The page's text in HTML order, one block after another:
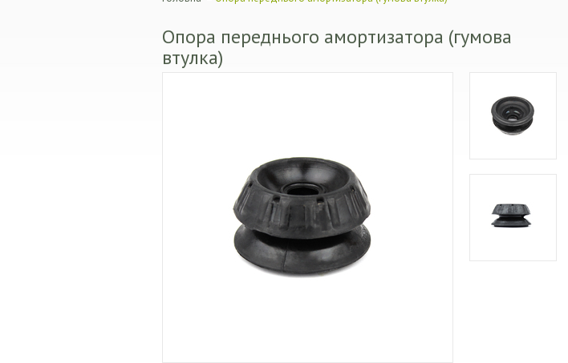
Опора переднього амортизатора (гумова
втулка)